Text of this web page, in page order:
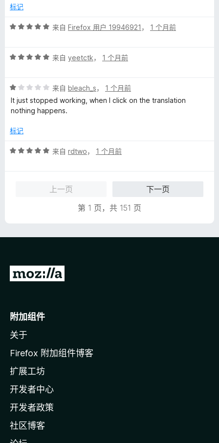
/标记
评
/
来自 Firefox 用户 19946921 ， 1 个月前
评
/
5
来自 yeetctk， 1 个月前
评
分
1
5
来自 bleach_s， 1 个月前
It just stopped working, when I click on the translation
nothing happens.
标记
评
来自 rdtwo， 1 个月前
上一页
下一页
第 1 页，共 151 页
转
o
i
l
a
主
页
附加组件
关于
Firefox 附加组件博客
扩展工坊
开发者中心
开发者政策
社区博客